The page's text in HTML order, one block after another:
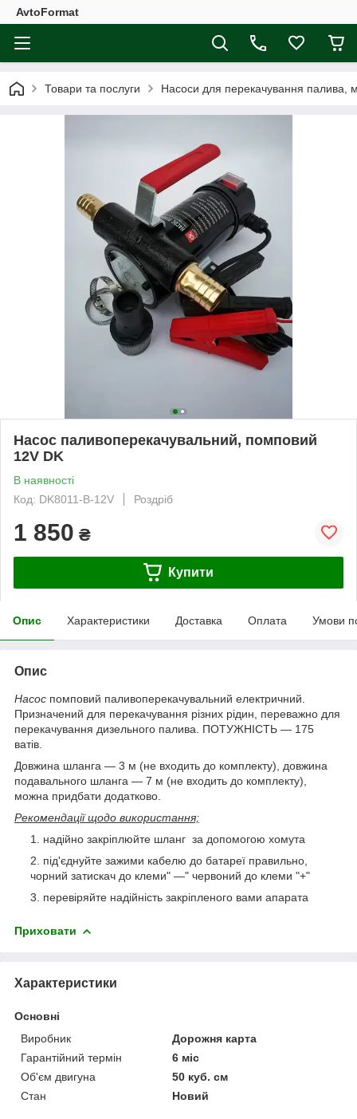
AvtoFormat
Товари та послуги Насоси для перекачування палива,
Насос паливоперекачувальний, помповий
12V DK
В наявності
Код: DK8011-B-12V
Роздріб
1 850 ₴
Купити
Опис Характеристики Доставка Оплата Умови
Опис
Насос помповий паливоперекачувальний електричний.
Призначений для перекачування різних рідин, переважно для
перекачування дизельного палива. ПОТУЖНІСТЬ — 175
ватів.
Довжина шланга — 3 м (не входить до комплекту), довжина
подавального шланга — 7 м (не входить до комплекту),
можна придбати додатково.
Рекомендації щодо використання;
надійно закріплюйте шланг за допомогою хомута
під'єднуйте зажими кабелю до батареї правильно,
чорний затискач до клеми" —" червоний до клеми "+"
перевіряйте надійність закріпленого вами апарата
Приховати
Характеристики
Основні
Виробник
Дорожня карта
Гарантійний термін
6 міс
Об'єм двигуна
50 куб. см
Стан
Новий